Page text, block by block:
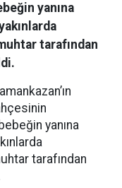
yanına
tarafından
yanına
tarafından